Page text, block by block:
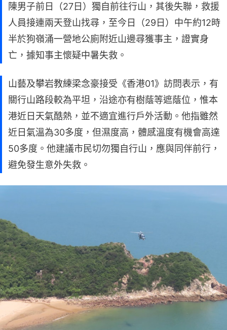
陳男子前日（27日）獨自前往行山，其後失聯，救援
人員接連兩天登山找尋，至今日（29日）中午約12時
半於狗嶺涌一營地公廁附近山邊尋獲事主，證實身
亡，據知事主懷疑中暑失救。
山藝及攀岩教練梁念豪接受《香港01》訪問表示，有
關行山路段較為平坦，沿途亦有樹蔭等遮蔭位，惟本
港近日天氣酷熱，並不適宜進行戶外活動。他指雖然
近日氣溫為30多度，但濕度高，體感溫度有機會高達
50多度。他建議市民切勿獨自行山，應與同伴前行，
避免發生意外失救。